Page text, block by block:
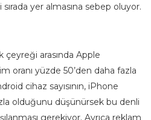
yer almasına sebep oluyor.
çeyreği arasında Apple
oranı yüzde 50’den daha fazla
cihaz sayısının, iPhone
olduğunu düşünürsek bu denli
gerekiyor. Ayrıca reklam